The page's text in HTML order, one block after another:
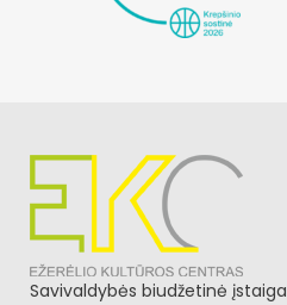
Savivaldybės biudžetinė įstaiga